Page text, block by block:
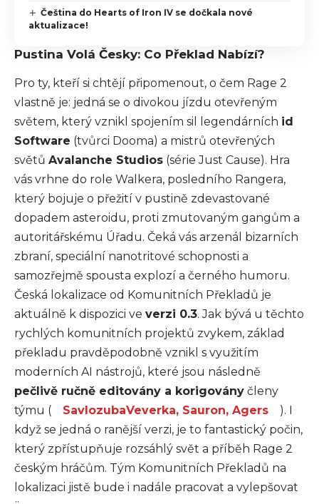
Čeština do Hearts of Iron IV se dočkala nové
aktualizace!
Pustina Volá Česky: Co Překlad Nabízí?
Pro ty, kteří si chtějí připomenout, o čem Rage 2
vlastně je: jedná se o divokou jízdu otevřeným
světem, který vznikl spojením sil legendárních id
Software (tvůrci Dooma) a mistrů otevřených
světů Avalanche Studios (série Just Cause). Hra
vás vrhne do role Walkera, posledního Rangera,
který bojuje o přežití v pustině zdevastované
dopadem asteroidu, proti zmutovaným gangům a
autoritářskému Úřadu. Čeká vás arzenál bizarních
zbraní, speciální nanotritové schopnosti a
samozřejmě spousta explozí a černého humoru.
Česká lokalizace od Komunitních Překladů je
aktuálně k dispozici ve verzi 0.3. Jak bývá u těchto
rychlých komunitních projektů zvykem, základ
překladu pravděpodobně vznikl s využitím
moderních AI nástrojů, které jsou následně
pečlivě ručně editovány a korigovány členy
týmu (
SavlozubaVeverka, Sauron, Agers
). I
když se jedná o ranější verzi, je to fantastický počin,
který zpřístupňuje rozsáhlý svět a příběh Rage 2
českým hráčům. Tým Komunitních Překladů na
lokalizaci jistě bude i nadále pracovat a vylepšovat